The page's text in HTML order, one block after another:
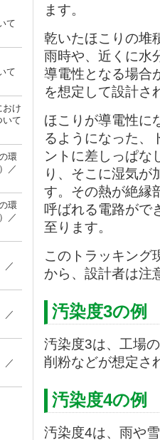
て
て
おけ
いて
環
／
環
／
／
／
／
ます。
乾いたほこりの堆
雨時や、近くに水
導電性となる場合
を想定して設計さ
ほこりが導電性に
るようになった、
ントに差しっぱな
り、そこに湿気が
す。その熱が絶縁
呼ばれる電路がで
至ります。
このトラッキング
から、設計者は注
汚染度3の例
汚染度3は、工場
削粉などが想定さ
汚染度4の例
汚染度4は、雨や